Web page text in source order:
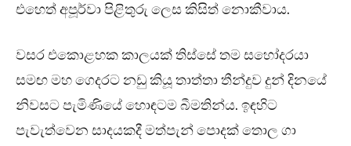
එහෙත් අපූර්වා පිළිතුරු ලෙස කිසිත් නොකීවාය.
වසර එකොළහක කාලයක් තිස්සේ තම සහෝදරයා
සමඟ මහ ගෙදරට නඩු කියූ තාත්තා තීන්දුව දුන් දිනයේ
නිවසට පැමිණියේ හොඳටම බීමතින්ය. ඉඳහිට
පැවැත්වෙන සාදයකදී මත්පැන් පොදක් තොල ගා